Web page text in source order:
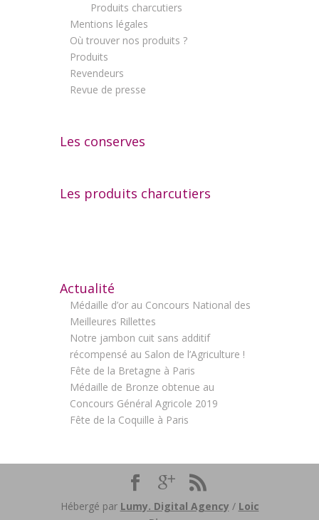
Produits charcutiers
Mentions légales
Où trouver nos produits ?
Produits
Revendeurs
Revue de presse
Les conserves
Les produits charcutiers
Actualité
Médaille d’or au Concours National des
Meilleures Rillettes
Notre jambon cuit sans additif
récompensé au Salon de l’Agriculture !
Fête de la Bretagne à Paris
Médaille de Bronze obtenue au
Concours Général Agricole 2019
Fête de la Coquille à Paris
Hébergé par Lumy. Digital Agency / Loic